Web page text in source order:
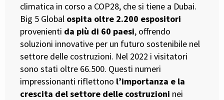
climatica in corso a COP28, che si tiene a Dubai.
Big 5 Global ospita oltre 2.200 espositori
provenienti da più di 60 paesi, offrendo
soluzioni innovative per un futuro sostenibile nel
settore delle costruzioni. Nel 2022 i visitatori
sono stati oltre 66.500. Questi numeri
impressionanti riflettono l’importanza e la
crescita del settore delle costruzioni nei